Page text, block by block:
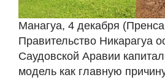
Манагуа, 4 декабря
Правительство Никарагуа
Саудовской Аравии
модель как главную